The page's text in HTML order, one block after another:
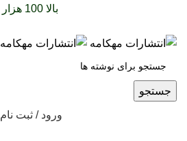
بالا 100 هزار تومان
جستجو
ورود / ثبت نام